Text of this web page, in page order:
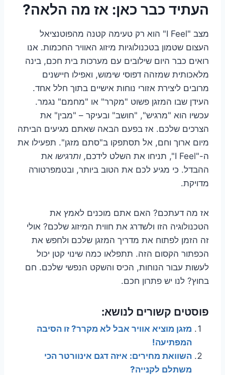
העתיד כבר כאן: אז מה הלאה?
מצב "I Feel" הוא רק טעימה קטנה מהפוטנציאל
העצום שטמון בטכנולוגיות מיזוג האוויר החכמות. אנו
רואים כבר היום שילובים עם מערכות בית חכם, בינה
מלאכותית שמזהה דפוסי שימוש, ואפילו חיישנים
מרובים ליצירת אזורי נוחות אישיים בתוך חלל אחד.
העידן שבו המזגן פשוט "מקרר" או "מחמם" נגמר.
עכשיו הוא "מרגיש", "חושב" ובעיקר – "מבין" את
הצרכים שלכם. אז בפעם הבאה שאתם מגיעים הביתה
מיום ארוך וחם, אל תסתפקו ב"סתם מזגן". תפעילו את
ה-"I Feel", תניחו את השלט לידכם,
ותרגישו את
ההבדל. כי מגיע לכם את הטוב ביותר, ובטמפרטורה
מדויקת.
אז מה דעתכם? האם אתם מוכנים לאמץ את
הטכנולוגיה הזו ולשדרג את חווית המיזוג שלכם? אולי
זה הזמן לפתוח את מדריך המזגן שלכם ולחפש את
הכפתור הקסום הזה. תתפלאו כמה שינוי קטן יכול
לעשות עבור הנוחות, הכיס והשקט הנפשי שלכם. חם
בחוץ? לנו יש פתרון חכם.
פוסטים קשורים לנושא:
מזגן מוציא אוויר אבל לא מקרר? זו הסיבה
המפתיעה!
השוואת מחירים: איזה דגם אינוורטר הכי
משתלם לקנייה?